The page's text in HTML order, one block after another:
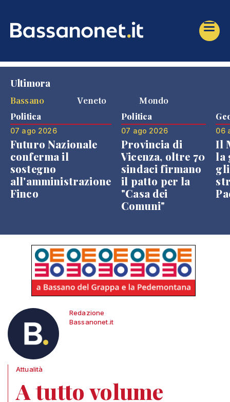
Ultimora
Bassano
Veneto Mondo
Politica
07 ago 2026
Futuro Nazionale
conferma il
sostegno
all'amministrazione
Finco
Politica
07 ago 2026
Provincia di
Vicenza, oltre 70
sindaci firmano
il patto per la
"Casa dei
Comuni"
06
Il
la
Redazione
Bassanonet.it
Attualità
A tutto volume